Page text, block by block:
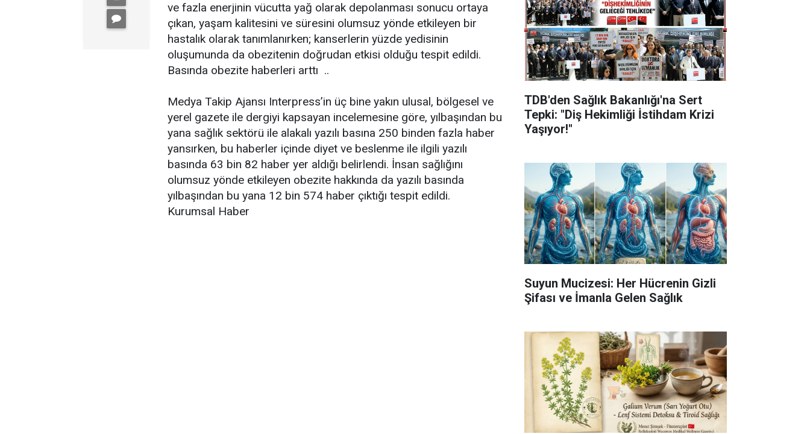
ve fazla enerjinin vücutta yağ olarak depolanması sonucu ortaya
çıkan, yaşam kalitesini ve süresini olumsuz yönde etkileyen bir
hastalık olarak tanımlanırken; kanserlerin yüzde yedisinin
oluşumunda da obezitenin doğrudan etkisi olduğu tespit edildi.
Basında obezite haberleri arttı ..
Medya Takip Ajansı Interpress’in üç bine yakın ulusal, bölgesel ve
yerel gazete ile dergiyi kapsayan incelemesine göre, yılbaşından bu
yana sağlık sektörü ile alakalı yazılı basına 250 binden fazla haber
yansırken, bu haberler içinde diyet ve beslenme ile ilgili yazılı
basında 63 bin 82 haber yer aldığı belirlendi. İnsan sağlığını
olumsuz yönde etkileyen obezite hakkında da yazılı basında
yılbaşından bu yana 12 bin 574 haber çıktığı tespit edildi.
Kurumsal Haber
TDB'den Sağlık Bakanlığı'na Sert
Tepki: "Diş Hekimliği İstihdam Krizi
Yaşıyor!"
Suyun Mucizesi: Her Hücrenin Gizli
Şifası ve İmanla Gelen Sağlık